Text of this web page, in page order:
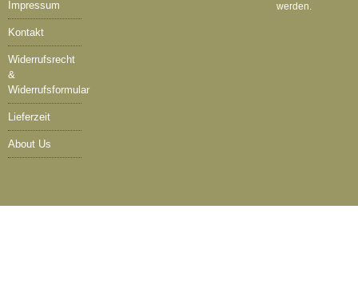
Impressum
Kontakt
Widerrufsrecht
&
Widerrufsformular
Lieferzeit
About Us
werden.